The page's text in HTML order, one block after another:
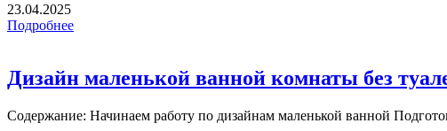
23.04.2025
Подробнее
Дизайн маленькой ванной комнаты без
Содержание: Начинаем работу по дизайнам маленькой ванной